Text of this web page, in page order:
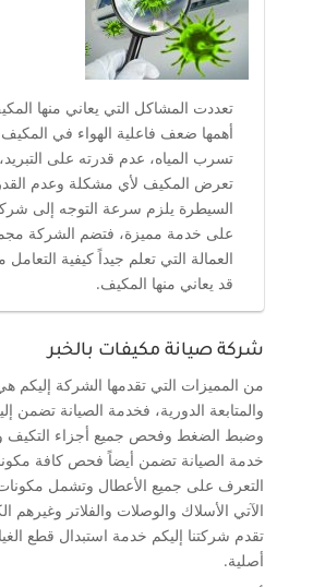
تعددت المشاكل التي يعاني منها
أهمها ضعف فاعلية الهواء في
تسرب المياه، عدم قدرته على
تعرض المكيف لأي مشكلة وعدم
السيطرة يلزم سرعة التوجه إلى
على خدمة مميزة، فتضم الشركة
العمالة التي تعلم جيداً كيفية
قد يعاني منها المكيف.
شركة صيانة مكيفات بالخبر
من المميزات التي تقدمها الشركة إليكم
والمتابعة الدورية، فخدمة الصيانة تضمن
وضبط الضغط وفحص جميع أجزاء التكيف
خدمة الصيانة تضمن أيضاً فحص كافة
التعرف على جميع الأعطال وتشمل
الآتي الأسلاك والوصلات والفلاتر وغيرهم
تقدم شركتنا إليكم خدمة استبدال قطع
أصلية.